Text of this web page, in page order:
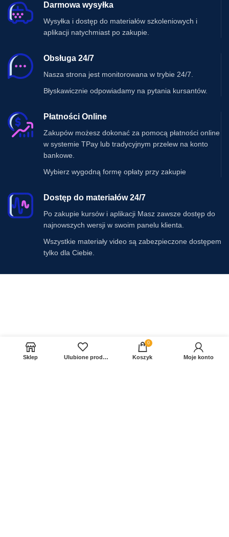
Darmowa wysyłka
Wysyłka i dostęp do materiałów szkoleniowych i
aplikacji natychmiast po zakupie.
Obsługa 24/7
Nasza strona jest monitorowana w trybie 24/7.
Błyskawicznie odpowiadamy na pytania kursantów.
Płatności Online
Zakupów możesz dokonać za pomocą płatności online
w systemie TPay lub tradycyjnym przelew na konto
bankowe.
Wybierz wygodną formę opłaty przy zakupie
Dostęp do materiałów 24/7
Po zakupie kursów i aplikacji Masz zawsze dostęp do
najnowszych wersji w swoim panelu klienta.
Wszystkie materiały video są zabezpieczone dostępem
tylko dla Ciebie.
Sklep Ulubione produkty
0
Koszyk Moje konto